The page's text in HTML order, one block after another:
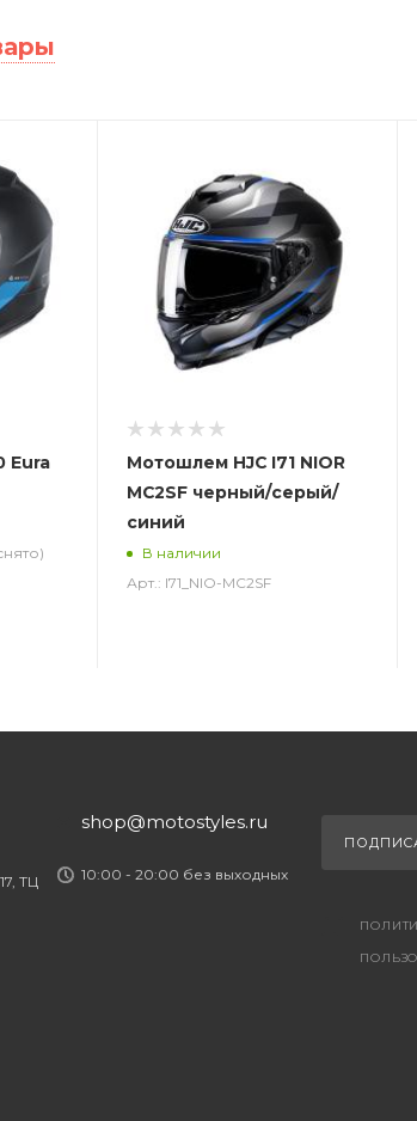
Eura
Мотошлем HJC I71 NIOR
MC2SF черный/серый/
синий
В наличии
Арт.: I71_NIO-MC2SF
ТЦ
shop@motostyles.ru
10:00 - 20:00 без выходных